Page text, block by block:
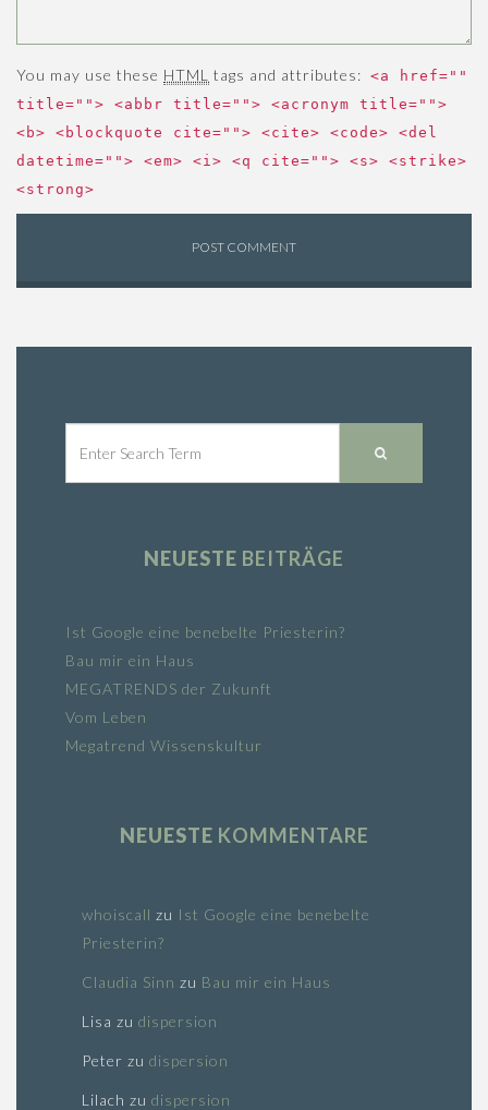
You may use these HTML tags and attributes: <a href=""
title=""> <abbr title=""> <acronym title="">
<b> <blockquote cite=""> <cite> <code> <del
datetime=""> <em> <i> <q cite=""> <s> <strike>
<strong>
NEUESTE BEITRÄGE
Ist Google eine benebelte Priesterin?
Bau mir ein Haus
MEGATRENDS der Zukunft
Vom Leben
Megatrend Wissenskultur
NEUESTE KOMMENTARE
whoiscall zu Ist Google eine benebelte
Priesterin?
Claudia Sinn zu Bau mir ein Haus
Lisa zu dispersion
Peter zu dispersion
Lilach zu dispersion